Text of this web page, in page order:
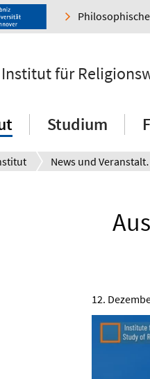
Institut für
Studium
News
12.